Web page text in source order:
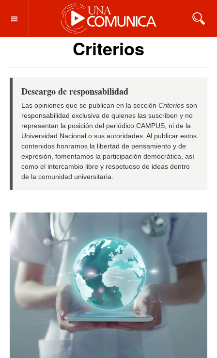
OFF CANVAS
Criterios
Descargo de responsabilidad
Las opiniones que se publican en la sección Criterios son
responsabilidad exclusiva de quienes las suscriben y no
representan la posición del periódico CAMPUS, ni de la
Universidad Nacional o sus autoridades. Al publicar estos
contenidos honramos la libertad de pensamiento y de
expresión, fomentamos la participación democrática, así
como el intercambio libre y respetuoso de ideas dentro
de la comunidad universitaria.